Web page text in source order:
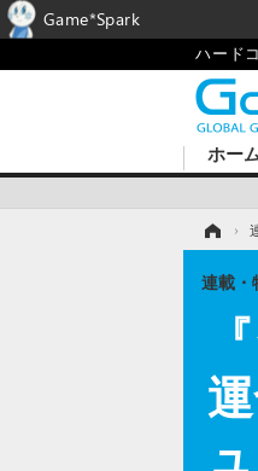
ハード
ホー
›
連載・
Game*Spark